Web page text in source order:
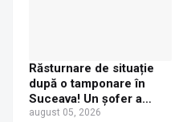
Răsturnare de situație
după o tamponare în
Suceava! Un șofer a
ajuns la Urgențe la 24 de
august 05, 2026